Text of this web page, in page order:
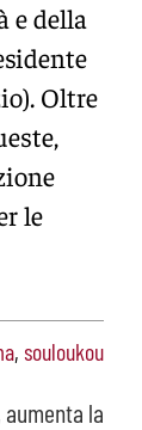
e della
Oltre
le
, souloukou
la